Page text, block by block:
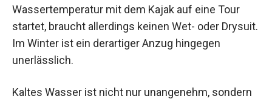
Wassertemperatur mit dem Kajak auf eine Tour
startet, braucht allerdings keinen Wet- oder Drysuit.
Im Winter ist ein derartiger Anzug hingegen
unerlässlich.
Kaltes Wasser ist nicht nur unangenehm, sondern